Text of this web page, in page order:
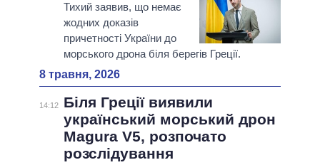
Тихий заявив, що немає
жодних доказів
причетності України до
морського дрона біля берегів Греції.
8 травня, 2026
14:12
Біля Греції виявили
український морський дрон
Magura V5, розпочато
розслідування